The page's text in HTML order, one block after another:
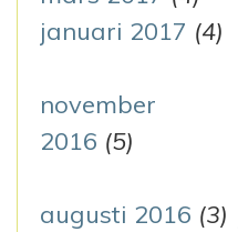
januari 2017 (4)
november
2016 (5)
augusti 2016 (3)